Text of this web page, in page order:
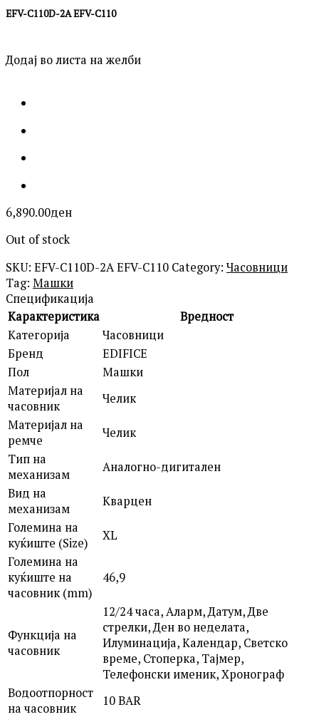
EFV-C110D-2A EFV-C110
Додај во листа на желби
6,890.00ден
Out of stock
SKU: EFV-C110D-2A EFV-C110 Category: Часовници
Tag: Машки
Спецификација
Карактеристика
Вредност
Категорија
Часовници
Бренд
EDIFICE
Пол
Машки
Материјал на
часовник
Челик
Материјал на
ремче
Челик
Тип на
механизам
Аналогно-дигитален
Вид на
механизам
Кварцен
Големина на
куќиште (Size)
XL
Големина на
куќиште на
часовник (mm)
46,9
Функција на
часовник
12/24 часа, Аларм, Датум, Две
стрелки, Ден во неделата,
Илуминација, Календар, Светско
време, Стоперка, Тајмер,
Телефонски именик, Хронограф
Водоотпорност
на часовник
10 BAR